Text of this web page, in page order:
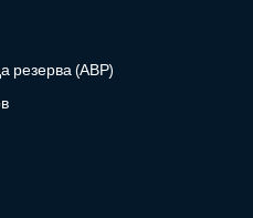
резерва (АВР)